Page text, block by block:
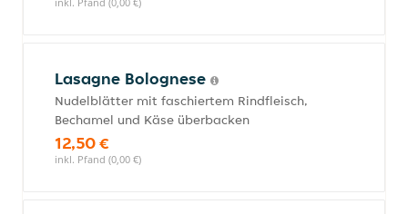
Lasagne Bolognese
Nudelblätter mit faschiertem Rindfleisch,
Bechamel und Käse überbacken
12,50 €
inkl. Pfand (0,00 €)